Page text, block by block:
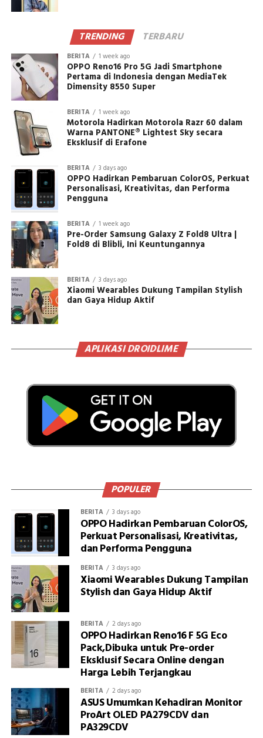
TRENDING TERBARU
BERITA 1 week ago
OPPO Reno16 Pro 5G Jadi Smartphone
Pertama di Indonesia dengan MediaTek
Dimensity 8550 Super
BERITA 1 week ago
Motorola Hadirkan Motorola Razr 60 dalam
Warna PANTONE® Lightest Sky secara
Eksklusif di Erafone
BERITA 3 days ago
OPPO Hadirkan Pembaruan ColorOS, Perkuat
Personalisasi, Kreativitas, dan Performa
Pengguna
BERITA 1 week ago
Pre-Order Samsung Galaxy Z Fold8 Ultra |
Fold8 di Blibli, Ini Keuntungannya
BERITA 3 days ago
Xiaomi Wearables Dukung Tampilan Stylish
dan Gaya Hidup Aktif
APLIKASI DROIDLIME
POPULER
BERITA 3 days ago
OPPO Hadirkan Pembaruan ColorOS,
Perkuat Personalisasi, Kreativitas,
dan Performa Pengguna
BERITA 3 days ago
Xiaomi Wearables Dukung Tampilan
Stylish dan Gaya Hidup Aktif
BERITA 2 days ago
OPPO Hadirkan Reno16 F 5G Eco
Pack,Dibuka untuk Pre-order
Eksklusif Secara Online dengan
Harga Lebih Terjangkau
BERITA 2 days ago
ASUS Umumkan Kehadiran Monitor
ProArt OLED PA279CDV dan
PA329CDV